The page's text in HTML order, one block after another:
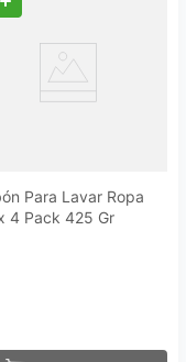
Para Lavar Ropa
4 Pack 425 Gr